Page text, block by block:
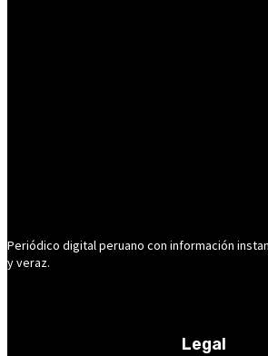
Periódico digital peruano con información
y veraz.
Legal